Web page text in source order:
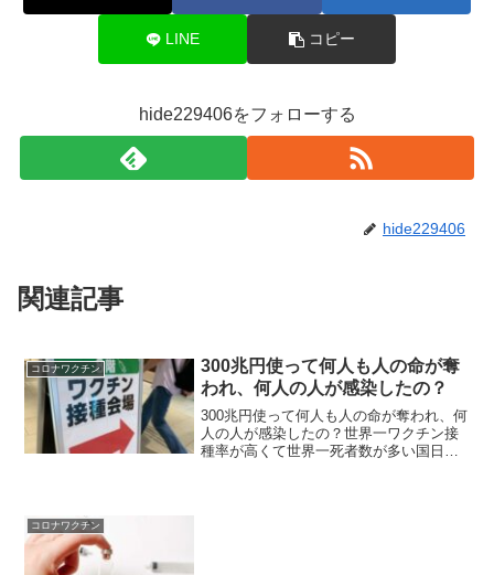
LINE コピー
hide229406をフォローする
hide229406
関連記事
コロナワクチン
300兆円使って何人も人の命が奪
われ、何人の人が感染したの？
300兆円使って何人も人の命が奪われ、何
人の人が感染したの？世界一ワクチン接
種率が高くて世界一死者数が多い国日
コロナワクチン